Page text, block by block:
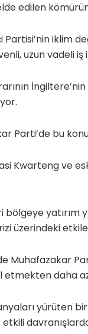
edilen
iklim
uzun vadeli
Parti’de bu
Kwarteng ve
bölgeye yatırım
üzerindeki
Muhafazakar
etmekten daha
yürüten